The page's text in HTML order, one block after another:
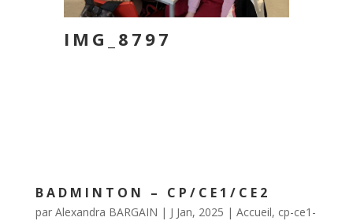
IMG_8797
BADMINTON – CP/CE1/CE2
par Alexandra BARGAIN | J Jan, 2025 | Accueil, cp-ce1-